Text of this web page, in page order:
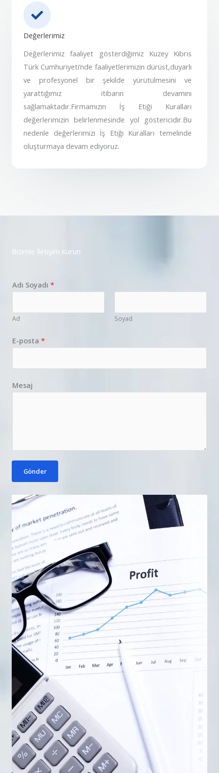
Değerlerimiz
Değerlerimiz faaliyet gösterdiğimiz Kuzey Kıbrıs
Türk Cumhuriyeti’nde faaliyetlerimizin dürüst,duyarlı
ve profesyonel bir şekilde yürütülmesini ve
yarattığımız itibarın devamını
sağlamaktadır.Firmamızın İş Etiği Kuralları
değerlerimizin belirlenmesinde yol göstericidir.Bu
nedenle değerlerimizi İş Etiği Kuralları temelinde
oluşturmaya devam ediyoruz.
Bizimle İletişim Kurun
Adı Soyadı *
Ad Soyad
E-posta *
Mesaj
Gönder